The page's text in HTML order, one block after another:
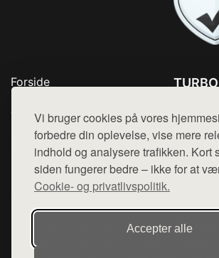
Vi bruger cookies på vores
forbedre din oplevelse, vise mere
indhold og analysere trafikken. Kort
siden fungerer bedre – ikke for at
Cookie- og privatlivspolitik.
Accepter alle
Forside
Top Rabatter
Blog
Kontakt
Mail:
Cookie-
Denne side er en del af want.dk, der
hjemmesider med præsentation af